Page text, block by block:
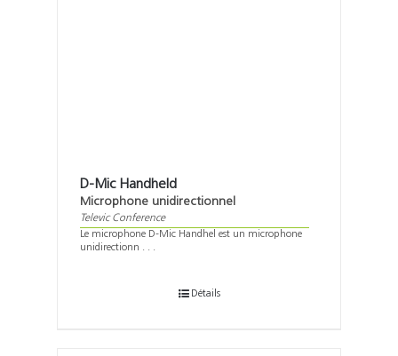
D-Mic Handheld
Microphone unidirectionnel
Televic Conference
Le microphone D-Mic Handhel est un microphone
unidirectionn . . .
Détails